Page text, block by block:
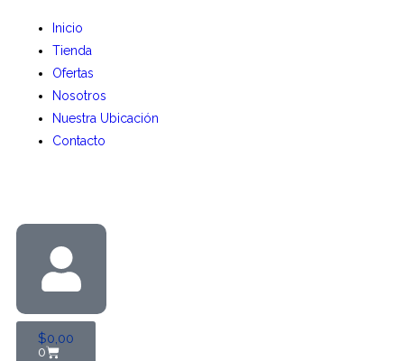
Inicio
Tienda
Ofertas
Nosotros
Nuestra Ubicación
Contacto
$0,00
0